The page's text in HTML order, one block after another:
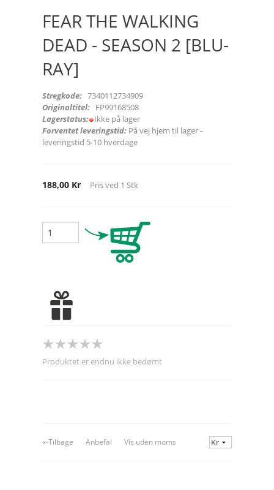
FEAR THE WALKING
DEAD - SEASON 2 [BLU-
RAY]
Stregkode: 7340112734909
Originaltitel: FP99168508
Lagerstatus: Ikke på lager
Forventet leveringstid: På vej hjem til lager -
leveringstid 5-10 hverdage
188,00 Kr Pris ved 1 Stk
Produktet er endnu ikke bedømt
«-Tilbage Anbefal Vis uden moms